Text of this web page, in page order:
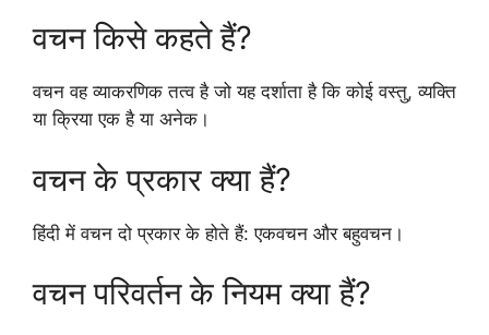
वचन किसे कहते हैं?
वचन वह व्याकरणिक तत्व है जो यह दर्शाता है कि कोई वस्तु, व्यक्ति
या क्रिया एक है या अनेक।
वचन के प्रकार क्या हैं?
हिंदी में वचन दो प्रकार के होते हैं: एकवचन और बहुवचन।
वचन परिवर्तन के नियम क्या हैं?